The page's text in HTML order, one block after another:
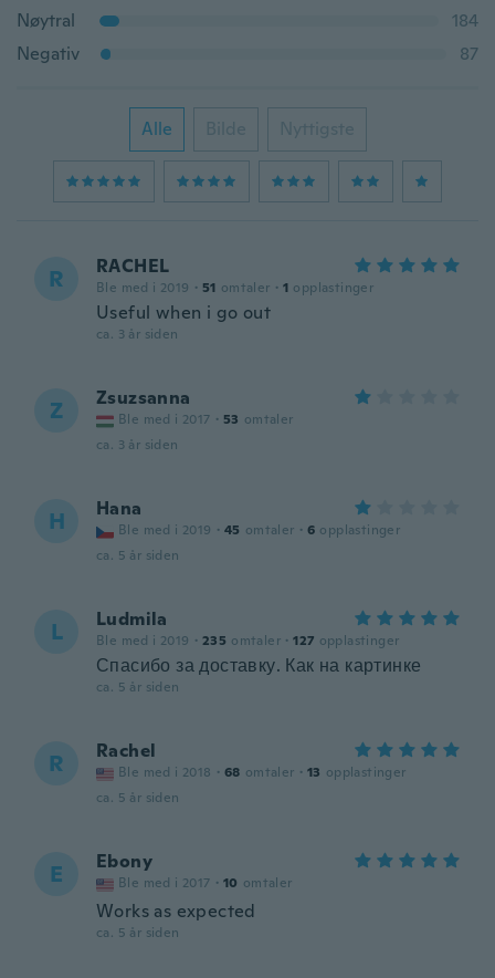
Nøytral
184
Negativ
87
Alle Bilde Nyttigste
R RACHEL
Ble med i 2019 · 51 omtaler · 1 opplastinger
Useful when i go out
ca. 3 år siden
Z Zsuzsanna
Ble med i 2017 · 53 omtaler
ca. 3 år siden
H Hana
Ble med i 2019 · 45 omtaler · 6 opplastinger
ca. 5 år siden
L Ludmila
Ble med i 2019 · 235 omtaler · 127 opplastinger
Спасибо за доставку. Как на картинке
ca. 5 år siden
R Rachel
Ble med i 2018 · 68 omtaler · 13 opplastinger
ca. 5 år siden
E Ebony
Ble med i 2017 · 10 omtaler
Works as expected
ca. 5 år siden